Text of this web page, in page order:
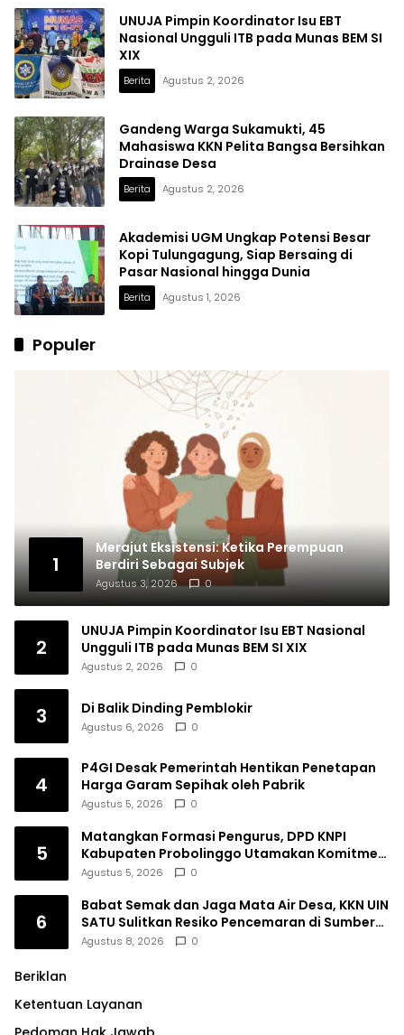
UNUJA Pimpin Koordinator Isu EBT
Nasional Ungguli ITB pada Munas BEM SI
XIX
Berita Agustus 2, 2026
Gandeng Warga Sukamukti, 45
Mahasiswa KKN Pelita Bangsa Bersihkan
Drainase Desa
Berita Agustus 2, 2026
Akademisi UGM Ungkap Potensi Besar
Kopi Tulungagung, Siap Bersaing di
Pasar Nasional hingga Dunia
Berita Agustus 1, 2026
Populer
1
Merajut Eksistensi: Ketika Perempuan
Berdiri Sebagai Subjek
Agustus 3, 2026 0
2
UNUJA Pimpin Koordinator Isu EBT Nasional
Ungguli ITB pada Munas BEM SI XIX
Agustus 2, 2026 0
3 Di Balik Dinding Pemblokir
Agustus 6, 2026 0
4
P4GI Desak Pemerintah Hentikan Penetapan
Harga Garam Sepihak oleh Pabrik
Agustus 5, 2026 0
5
Matangkan Formasi Pengurus, DPD KNPI
Kabupaten Probolinggo Utamakan Komitmen
dan Kinerja
Agustus 5, 2026 0
6
Babat Semak dan Jaga Mata Air Desa, KKN UIN
SATU Sulitkan Resiko Pencemaran di Sumber
Ngumbul
Agustus 8, 2026 0
Beriklan
Ketentuan Layanan